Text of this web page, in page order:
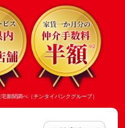
聞調べ（チンタイバンクグループ）